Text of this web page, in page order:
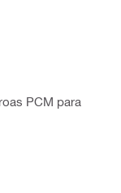
PCM para